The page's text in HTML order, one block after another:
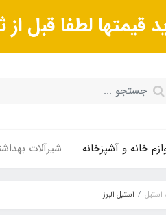
قیمتها لطفا
خانه و آشپزخانه شیرآلات
استیل البرز